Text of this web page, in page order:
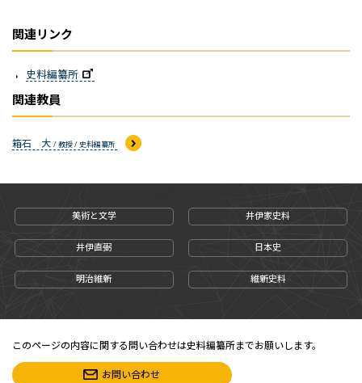
関連リンク
史料編纂所
関連教員
箱石 大 / 教授 / 史料編纂所
美術と文学 井伊家史料
井伊直弼 日本史
明治維新 維新史料
このページの内容に関する問い合わせは史料編纂所までお願いします。
お問い合わせ